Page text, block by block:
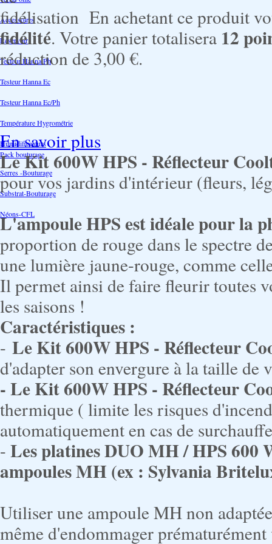
Accessoires
Reservoir
Testeur Hanna Ph
Testeur Hanna Ec
Testeur Hanna Ec/Ph
Température Hygrométrie
Humidificateurs
Pack bouturage
Serres -Bouturage
Substrat-Bouturage
Néons-CFL
En achetant ce produit
fidélité. Votre panier totalisera 12
réduction de 3,00 €.
En savoir plus
LeKit 600W HPS - Réflecteur
pour vos jardins d'intérieur (fleurs,
L'ampoule HPS est idéale pour la
proportion de rouge dans le spectre
une lumière jaune-rouge, comme
Il permet ainsi de faire fleurir toutes
les saisons !
Caractéristiques :
- LeKit 600W HPS - Réflecteur
d'adapter son envergure à la taille de
- LeKit 600W HPS - Réflecteur
thermique ( limite les risques
automatiquement en cas de
- Les platines DUO MH / HPS 600
ampoules MH (ex : Sylvania
Utiliser une ampoule MH non
même d'endommager